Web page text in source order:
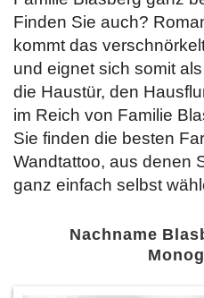
Finden Sie auch?
kommt das
und eignet sich somit
die Haustür, den
im Reich von Familie
Sie finden die besten
Wandtattoo, aus denen
ganz einfach selbst
Nachname